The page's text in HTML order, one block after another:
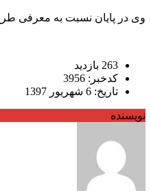
وی در پایان نسبت به معرفی
263 بازدید
کدخبر: 3956
تاریخ: 6 شهریور 1397
نویسنده